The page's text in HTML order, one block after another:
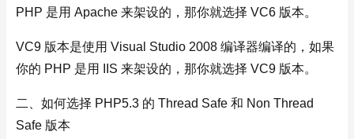
PHP 是用 Apache 来架设的，那你就选择 VC6 版本。
VC9 版本是使用 Visual Studio 2008 编译器编译的，如果
你的 PHP 是用 IIS 来架设的，那你就选择 VC9 版本。
二、如何选择 PHP5.3 的 Thread Safe 和 Non Thread
Safe 版本